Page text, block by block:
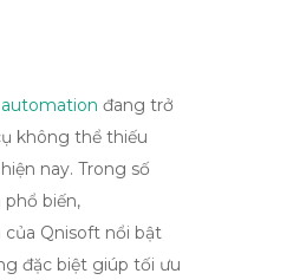
đang trở
không thể thiếu
nay. Trong số
biến,
của Qnisoft nổi bật
đặc biệt giúp tối ưu